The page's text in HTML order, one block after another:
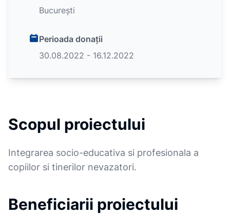
București
Perioada donații
30.08.2022 - 16.12.2022
Scopul proiectului
Integrarea socio-educativa si profesionala a
copiilor si tinerilor nevazatori.
Beneficiarii proiectului